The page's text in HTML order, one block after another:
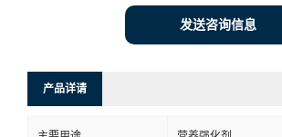
发送咨询信息
产品详请